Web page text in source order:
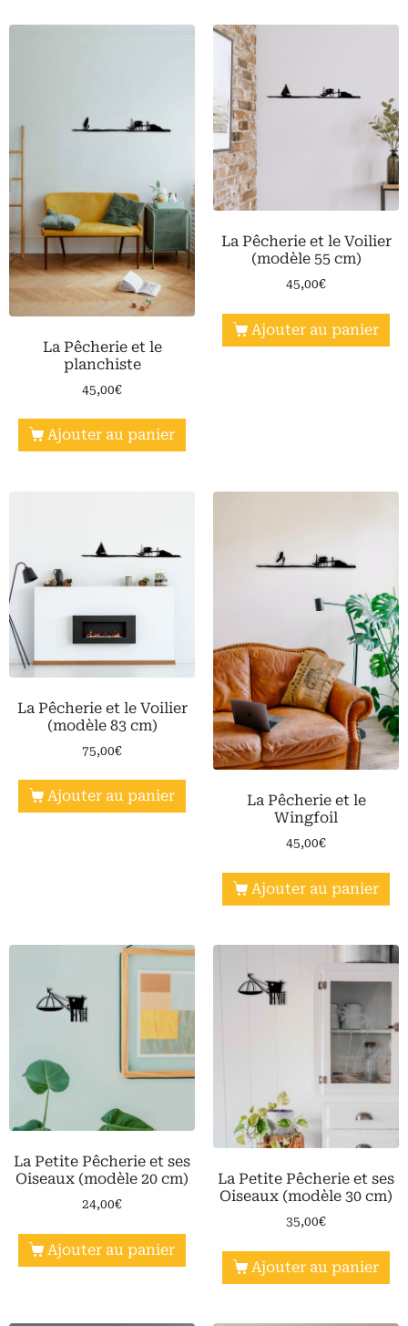
La Pêcherie et le
planchiste
45,00€
Ajouter au panier
La Pêcherie et le Voilier
(modèle 55 cm)
45,00€
Ajouter au panier
La Pêcherie et le Voilier
(modèle 83 cm)
75,00€
Ajouter au panier
La Pêcherie et le
Wingfoil
45,00€
Ajouter au panier
La Petite Pêcherie et ses
Oiseaux (modèle 20 cm)
24,00€
Ajouter au panier
La Petite Pêcherie et ses
Oiseaux (modèle 30 cm)
35,00€
Ajouter au panier